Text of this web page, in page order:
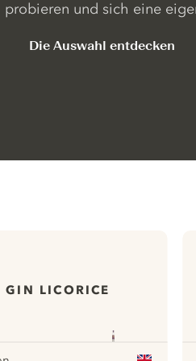
probieren und sich eine
Die Auswahl entdecken
GIN LICORICE